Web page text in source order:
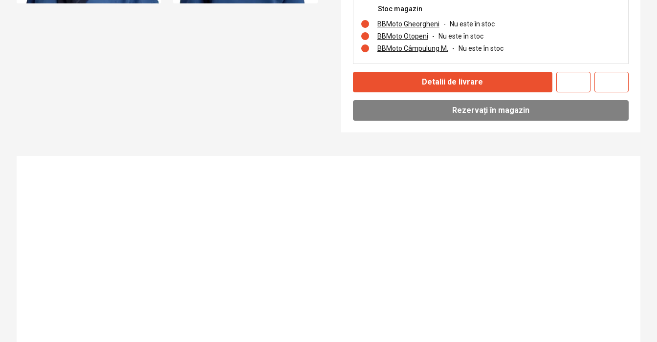
Stoc magazin
BBMoto Gheorgheni
-
Nu este în stoc
BBMoto Otopeni
-
Nu este în stoc
BBMoto Câmpulung M.
- Nu este în stoc
Detalii de livrare
Rezervați în magazin